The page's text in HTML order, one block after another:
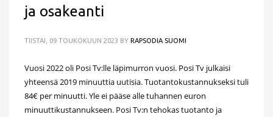
ja osakeanti
TIISTAI, 09 TOUKOKUUN 2023 BY RAPSODIA SUOMI
Vuosi 2022 oli Posi Tv:lle läpimurron vuosi. Posi Tv julkaisi
yhteensä 2019 minuuttia uutisia. Tuotantokustannukseksi tuli
84€ per minuutti. Yle ei pääse alle tuhannen euron
minuuttikustannukseen. Posi Tv:n tehokas tuotanto ja